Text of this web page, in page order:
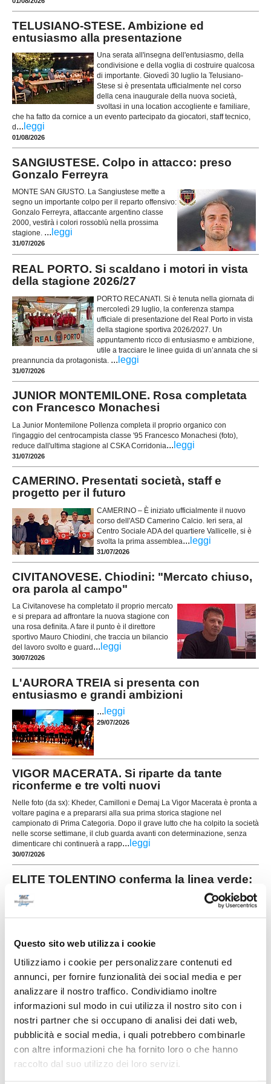
Questo sito web utilizza i cookie
Utilizziamo i cookie per personalizzare contenuti ed
annunci, per fornire funzionalità dei social media e per
analizzare il nostro traffico. Condividiamo inoltre
informazioni sul modo in cui utilizza il nostro sito con i
nostri partner che si occupano di analisi dei dati web,
pubblicità e social media, i quali potrebbero combinarle
con altre informazioni che ha fornito loro o che hanno
raccolto dal suo utilizzo dei loro servizi.
TELUSIANO-STESE. Ambizione ed
entusiasmo alla presentazione
Una serata all'insegna dell'entusiasmo, della
condivisione e della voglia di costruire qualcosa
di importante. Giovedì 30 luglio la Telusiano-
Stese si è presentata ufficialmente nel corso
della cena inaugurale della nuova società,
svoltasi in una location accogliente e familiare,
che ha fatto da cornice a un evento partecipato da giocatori, staff tecnico,
d ... leggi
01/08/2026
SANGIUSTESE. Colpo in attacco: preso
Gonzalo Ferreyra
MONTE SAN GIUSTO. La Sangiustese mette a
segno un importante colpo per il reparto offensivo:
Gonzalo Ferreyra, attaccante argentino classe
2000, vestirà i colori rossoblù nella prossima
stagione. ... leggi
31/07/2026
REAL PORTO. Si scaldano i motori in vista
della stagione 2026/27
PORTO RECANATI. Si è tenuta nella giornata di
mercoledì 29 luglio, la conferenza stampa
ufficiale di presentazione del Real Porto in vista
della stagione sportiva 2026/2027. Un
appuntamento ricco di entusiasmo e ambizione,
utile a tracciare le linee guida di un’annata che si
preannuncia da protagonista. ... leggi
31/07/2026
JUNIOR MONTEMILONE. Rosa completata
con Francesco Monachesi
La Junior Montemilone Pollenza completa il proprio organico con
l'ingaggio del centrocampista classe '95 Francesco Monachesi (foto),
reduce dall'ultima stagione al CSKA Corridonia... leggi
31/07/2026
CAMERINO. Presentati società, staff e
progetto per il futuro
CAMERINO – È iniziato ufficialmente il nuovo
corso dell'ASD Camerino Calcio. Ieri sera, al
Centro Sociale ADA del quartiere Vallicelle, si è
svolta la prima assemblea... leggi
31/07/2026
CIVITANOVESE. Chiodini: "Mercato chiuso,
ora parola al campo"
La Civitanovese ha completato il proprio mercato
e si prepara ad affrontare la nuova stagione con
una rosa definita. A fare il punto è il direttore
sportivo Mauro Chiodini, che traccia un bilancio
del lavoro svolto e guard ... leggi
30/07/2026
L'AURORA TREIA si presenta con
entusiasmo e grandi ambizioni
... leggi
29/07/2026
VIGOR MACERATA. Si riparte da tante
riconferme e tre volti nuovi
Nelle foto (da sx): Kheder, Camilloni e Demaj La Vigor Macerata è pronta a
voltare pagina e a prepararsi alla sua prima storica stagione nel
campionato di Prima Categoria. Dopo il grave lutto che ha colpito la società
nelle scorse settimane, il club guarda avanti con determinazione, senza
dimenticare chi continuerà a rapp... leggi
30/07/2026
ELITE TOLENTINO conferma la linea verde:
Prosegue la costruzione della rosa dell'Elite
Tolentino in vista del prossimo campionato di
verde e presenta altri quattro giocatori che
29/07/2026
UNION PICENA, mercato giovane e
ambizioso: le novità
POTENZA PICENA. La Union Picena continua a
costruire con decisione la rosa che affronterà la
stagione 2026/2027, puntando su un mix di
giovani talenti, giocatori già pronti per la categoria
e figure di esperienza nell'area tecnica. Il club di
innesti che confermano la volontà di dare